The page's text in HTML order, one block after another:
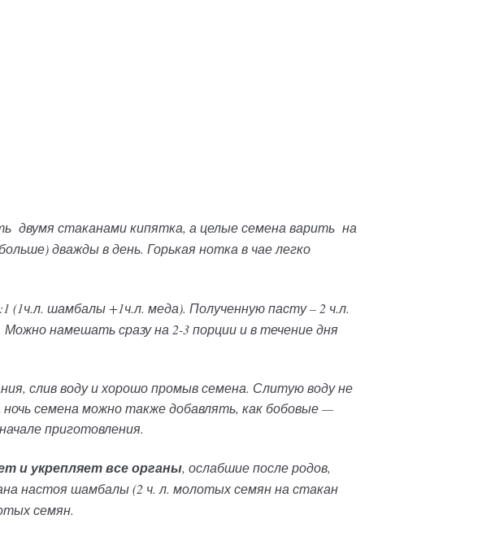
двумя стаканами кипятка, а целые семена варить на
дважды в день. Горькая нотка в чае легко
шамбалы +1ч.л. меда). Полученную пасту – 2 ч.л.
намешать сразу на 2-3 порции и в течение дня
слив воду и хорошо промыв семена. Слитую воду не
семена можно также добавлять, как бобовые —
приготовления.
и укрепляет все органы, ослабшие после родов,
настоя шамбалы (2 ч. л. молотых семян на стакан
семян.